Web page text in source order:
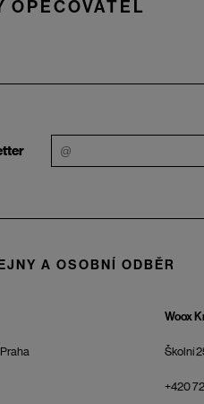
A OSOBNÍ ODBĚR
Woox
Školní
+420